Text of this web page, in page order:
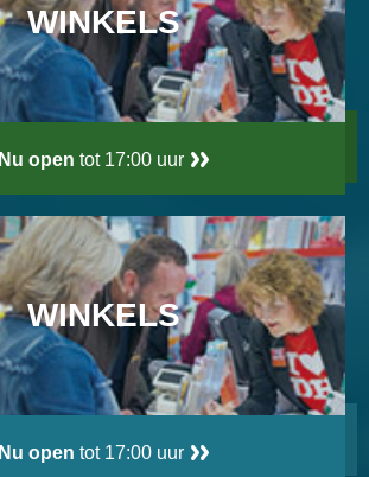
WINKELS
Nu open tot 17:00 uur
WINKELS
Nu open tot 17:00 uur